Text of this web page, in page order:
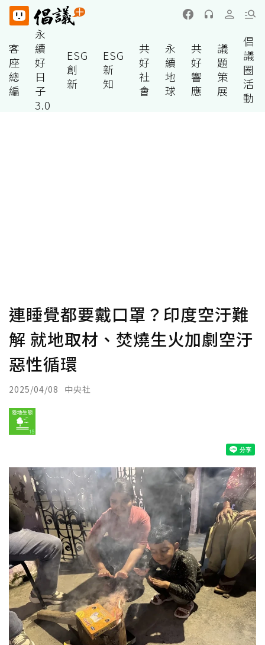
客
座
總
編
永
續
好
日
子
3.0
ESG
創
新
ESG
新
知
共
好
社
會
永
續
地
球
共
好
響
應
議
題
策
展
倡
議
圈
活
動
連睡覺都要戴口罩？印度空汙難
解 就地取材、焚燒生火加劇空汙
惡性循環
2025/04/08 中央社